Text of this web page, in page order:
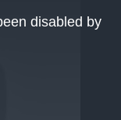
disabled by